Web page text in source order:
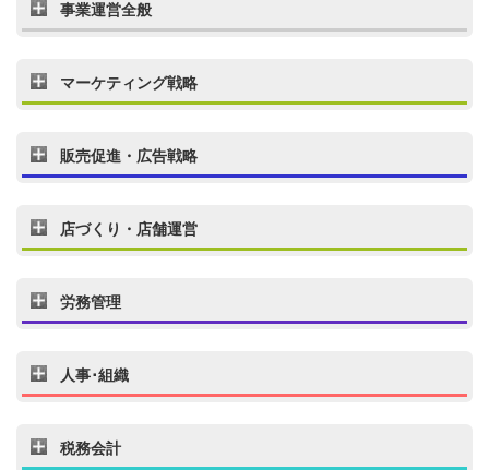
事業運営全般
マーケティング戦略
販売促進・広告戦略
店づくり・店舗運営
労務管理
人事･組織
税務会計